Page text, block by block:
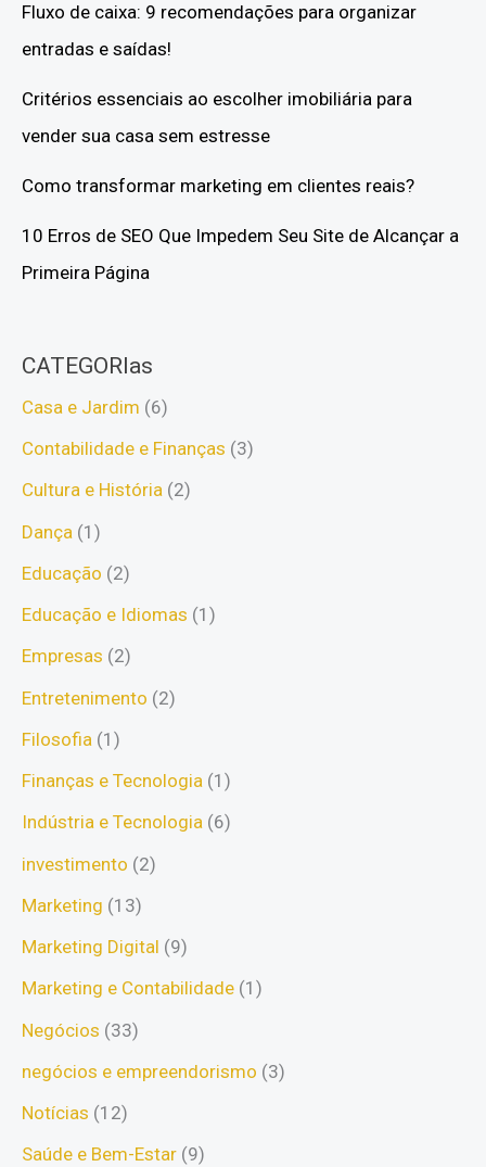
Fluxo de caixa: 9 recomendações para organizar
entradas e saídas!
Critérios essenciais ao escolher imobiliária para
vender sua casa sem estresse
Como transformar marketing em clientes reais?
10 Erros de SEO Que Impedem Seu Site de Alcançar a
Primeira Página
CATEGORIas
Casa e Jardim (6)
Contabilidade e Finanças (3)
Cultura e História (2)
Dança (1)
Educação (2)
Educação e Idiomas (1)
Empresas (2)
Entretenimento (2)
Filosofia (1)
Finanças e Tecnologia (1)
Indústria e Tecnologia (6)
investimento (2)
Marketing (13)
Marketing Digital (9)
Marketing e Contabilidade (1)
Negócios (33)
negócios e empreendorismo (3)
Notícias (12)
Saúde e Bem-Estar (9)